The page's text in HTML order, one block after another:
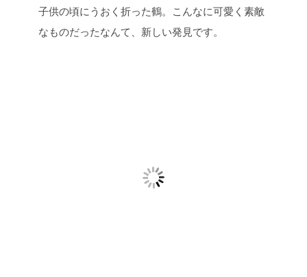
子供の頃にうおく折った鶴。こんなに可愛く素敵
なものだったなんて、新しい発見です。